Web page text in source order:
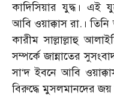
কাদিসিয়ার যুদ্ধ। এই
আবি ওয়াক্কাস রা.।
কারীম সাল্লাল্লাহু
সম্পর্কে জান্নাতের
সা‘দ ইবনে আবি
বিরুদ্ধে মুসলমানদের জয়